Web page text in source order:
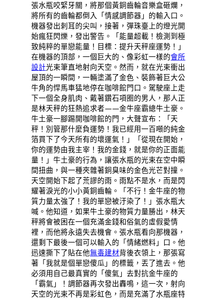
張水瓶咬緊牙關，將那個黃銅齒輪音樂盒砸爛，
將所有的齒輪都倒入「情感調節器」的輸入口。
機器發出刺耳的尖叫，接著，彈珠臺上的燈光開
始瘋狂閃爍，發出警告。「能量超載！檢測到極
致純粹的單戀能量！目標：提升天秤座運勢！」
在機器的頂部，一個巨大的、像彩虹一樣的會所
設計光束筆直地射向天空。然而，就在光束衝出
屋頂的一瞬間，一輛塗滿了金色、裝飾著巨大公
牛角的悍馬車猛地停在咖啡館門口。駕駛座上走
下一個全身肌肉、戴著鑽石項圈的男人，那人正
是林天秤的狂熱追求者——金牛座霸總牛土豪。
牛土豪一腳踢開咖啡館的門，大聲宣布：「天
秤！別管那什麼負運勢！我已經用一百噸的純金
箔買下了今天所有的壞運氣！」「從現在開始，
你的運勢由我主宰！我的金錢，就是你的正面能
量！」牛土豪的行為，讓張水瓶的光束在空中瞬
間扭曲，與一種夾雜著銅臭味的金色光芒對撞。
天空開始下起了荒謬的雨。雨點不是水，而是閃
耀著淚光的小小黃銅齒輪。「不行！金牛座的物
質力量太強了！我的單戀被汙染了！」張水瓶大
喊。他知道，如果牛土豪的物質力量勝出，林天
秤將會被困在一個充滿金錢和俗氣的虛假愛情
裡，而他將永遠失去機會。張水瓶看向那機器，
還剩下最後一個可以輸入的「情緒燃料」口。他
迅速撕下了貼在他無毒建材背後衣領上，那張寫
著「我就是個單戀傻瓜」的標籤，丟了進去。他
必須用自己最真實的「傻氣」去對抗金牛座的
「霸氣」！調節器再次發出轟鳴，這一次，射向
天空的光束不再是彩虹色，而是充滿了水瓶座特